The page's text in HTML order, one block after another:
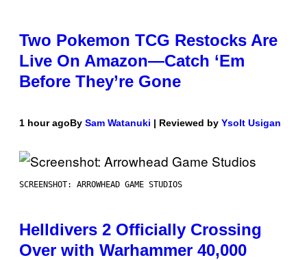
Two Pokemon TCG Restocks Are
Live On Amazon—Catch ‘Em
Before They’re Gone
1 hour agoBy Sam Watanuki | Reviewed by Ysolt Usigan
SCREENSHOT: ARROWHEAD GAME STUDIOS
Helldivers 2 Officially Crossing
Over with Warhammer 40,000